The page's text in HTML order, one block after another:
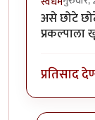
असे छोटे
प्रतिसाद